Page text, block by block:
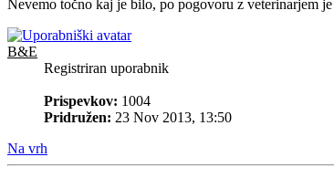
Nevemo točno kaj je bilo, po pogovoru z veterinarjem
B&E
Registriran uporabnik
Prispevkov: 1004
Pridružen: 23 Nov 2013, 13:50
Na vrh